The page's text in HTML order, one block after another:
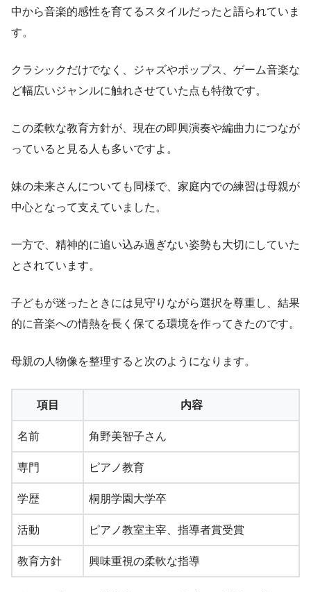
中から音楽的感性を育てるスタイルだったと語られていま
す。
クラシックだけでなく、ジャズやポップス、ゲーム音楽な
ど幅広いジャンルに触れさせていた点も特徴です。
この柔軟な教育方針が、現在の即興演奏や編曲力につなが
っていると見る人も多いですよ。
妹の未来さんについても同様で、家庭内での練習は母親が
中心となって支えていました。
一方で、精神的に追い込み過ぎない姿勢も大切にしていた
とされています。
子どもが迷ったときには見守りながら選択を尊重し、結果
的に音楽への情熱を長く保てる環境を作ってきたのです。
母親の人物像を整理すると次のようになります。
項目 内容
名前 角野美智子さん
専門 ピアノ教育
学歴 桐朋学園大学卒
活動 ピアノ教室主宰、指導者賞受賞
教育方針 興味重視の柔軟な指導